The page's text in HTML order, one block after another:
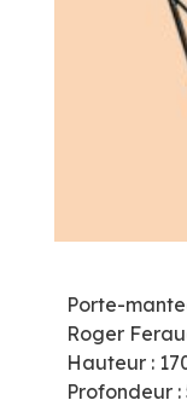
Porte-
Roger
Hauteur :
Profondeur :